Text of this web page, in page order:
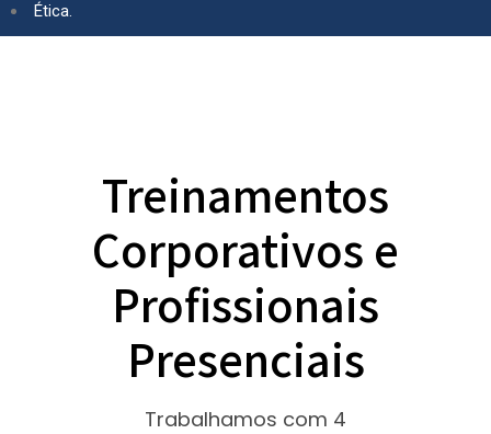
Ética.
Treinamentos
Corporativos e
Profissionais
Presenciais
Trabalhamos com 4